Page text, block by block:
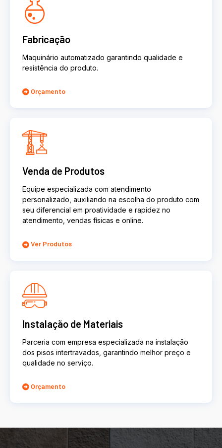
Fabricação
Maquinário automatizado garantindo qualidade e
resistência do produto.
Orçamento
Venda de Produtos
Equipe especializada com atendimento
personalizado, auxiliando na escolha do produto com
seu diferencial em proatividade e rapidez no
atendimento, vendas físicas e online.
Ver Produtos
Instalação de Materiais
Parceria com empresa especializada na instalação
dos pisos intertravados, garantindo melhor preço e
qualidade no serviço.
Orçamento